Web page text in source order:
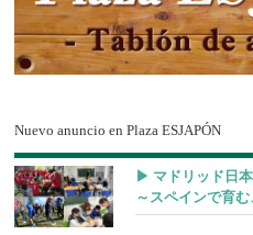
Nuevo anuncio en Plaza ESJAPÓN
▶︎ マドリッド日
～スペインで育